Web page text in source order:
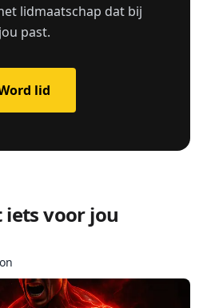
lidmaatschap dat bij
jou past.
lid
iets voor jou